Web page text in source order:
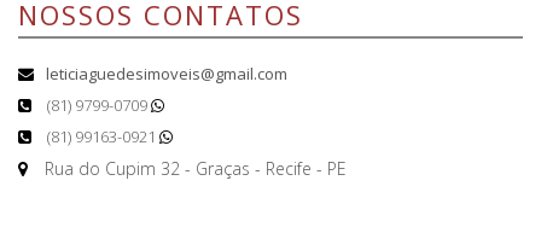
NOSSOS CONTATOS
leticiaguedesimoveis@gmail.com
(81) 9799-0709
(81) 99163-0921
Rua do Cupim 32 - Graças - Recife - PE